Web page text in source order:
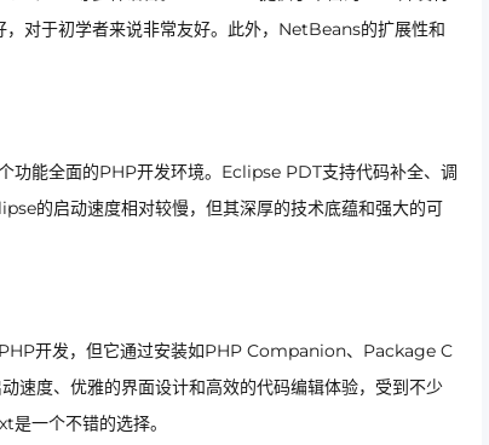
对于初学者来说非常友好。此外，NetBeans的扩展性和
功能全面的PHP开发环境。Eclipse PDT支持代码补全、调
的启动速度相对较慢，但其深厚的技术底蕴和强大的可
开发，但它通过安装如PHP Companion、Package C
度、优雅的界面设计和高效的代码编辑体验，受到不少
一个不错的选择。